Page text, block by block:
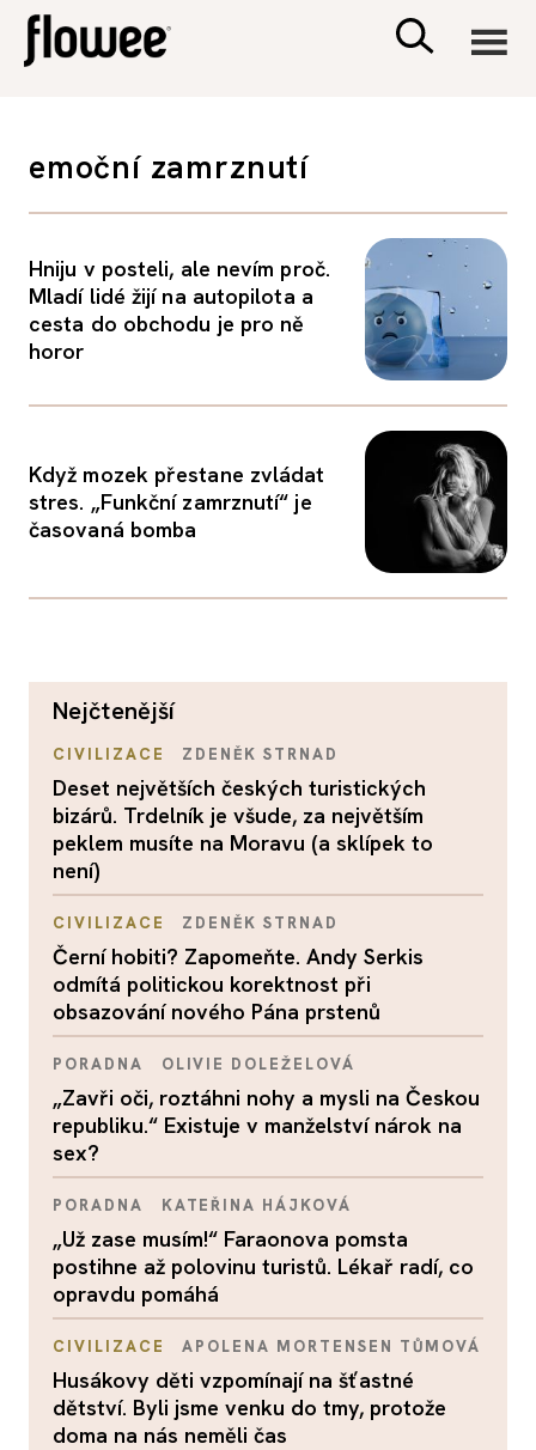
PSYCHOLOGIE
PORADNA
emoční zamrznutí
Hniju v posteli, ale nevím proč.
Mladí lidé žijí na autopilota a
cesta do obchodu je pro ně
horor
Když mozek přestane zvládat
stres. „Funkční zamrznutí“ je
časovaná bomba
nejčtenější
CIVILIZACE ZDENĚK STRNAD
Deset největších českých turistických
bizárů. Trdelník je všude, za největším
peklem musíte na Moravu (a sklípek to
není)
CIVILIZACE ZDENĚK STRNAD
Černí hobiti? Zapomeňte. Andy Serkis
odmítá politickou korektnost při
obsazování nového Pána prstenů
PORADNA OLIVIE DOLEŽELOVÁ
„Zavři oči, roztáhni nohy a mysli na Českou
republiku.“ Existuje v manželství nárok na
sex?
PORADNA KATEŘINA HÁJKOVÁ
„Už zase musím!“ Faraonova pomsta
postihne až polovinu turistů. Lékař radí, co
opravdu pomáhá
CIVILIZACE APOLENA MORTENSEN TŮMOVÁ
Husákovy děti vzpomínají na šťastné
dětství. Byli jsme venku do tmy, protože
doma na nás neměli čas